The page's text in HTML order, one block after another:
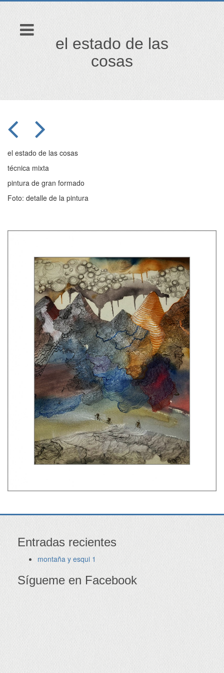
el estado de las
cosas
el estado de las cosas
técnica mixta
pintura de gran formado
Foto: detalle de la pintura
Entradas recientes
montaña y esqui 1
Sígueme en Facebook